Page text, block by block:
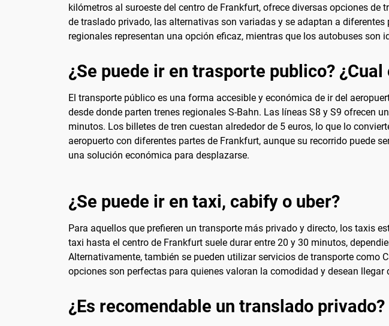
kilómetros al suroeste del centro de Frankfurt, ofrece diversas opciones
de traslado privado, las alternativas son variadas y se adaptan a
regionales representan una opción eficaz, mientras que los autobuses
¿Se puede ir en trasporte publico? ¿Cual
El transporte público es una forma accesible y económica de ir del
desde donde parten trenes regionales S-Bahn. Las líneas S8 y S9 ofrecen
minutos. Los billetes de tren cuestan alrededor de 5 euros, lo que lo
aeropuerto con diferentes partes de Frankfurt, aunque su recorrido puede
una solución económica para desplazarse.
¿Se puede ir en taxi, cabify o uber?
Para aquellos que prefieren un transporte más privado y directo, los taxis
taxi hasta el centro de Frankfurt suele durar entre 20 y 30 minutos,
Alternativamente, también se pueden utilizar servicios de transporte como
opciones son perfectas para quienes valoran la comodidad y desean
¿Es recomendable un translado privado?